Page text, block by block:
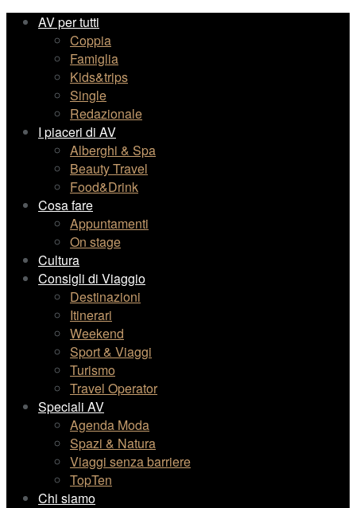
AV per tutti
Coppia
Famiglia
Kids&trips
Single
Redazionale
I piaceri di AV
Alberghi & Spa
Beauty Travel
Food&Drink
Cosa fare
Appuntamenti
On stage
Cultura
Consigli di Viaggio
Destinazioni
Itinerari
Weekend
Sport & Viaggi
Turismo
Travel Operator
Speciali AV
Agenda Moda
Spazi & Natura
Viaggi senza barriere
TopTen
Chi siamo